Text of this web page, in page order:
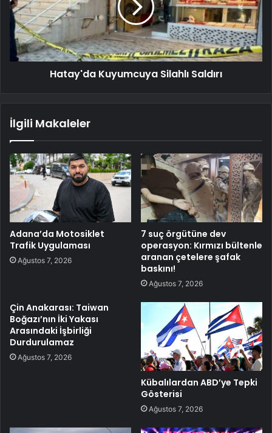
Hatay'da Kuyumcuya Silahlı Saldırı
İlgili Makaleler
Adana’da Motosiklet
Trafik Uygulaması
Ağustos 7, 2026
7 suç örgütüne dev
operasyon: Kırmızı bültenle
aranan çetelere şafak
baskını!
Ağustos 7, 2026
Çin Anakarası: Taiwan
Boğazı’nın İki Yakası
Arasındaki İşbirliği
Durdurulamaz
Ağustos 7, 2026
Kübalılardan ABD’ye Tepki
Gösterisi
Ağustos 7, 2026